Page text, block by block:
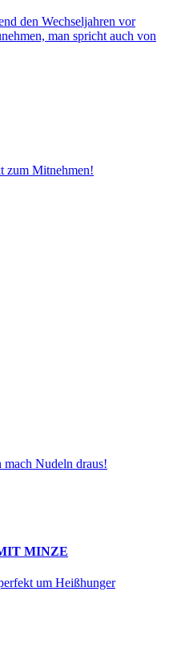
den Wechseljahren vor
man spricht auch von
zum Mitnehmen!
Nudeln draus!
MINZE
um Heißhunger